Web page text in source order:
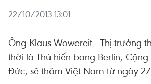
22/10/2013 13:01
Ông Klaus Wowereit - Thị trưởng
thời là Thủ hiến bang Berlin,
Đức, sẽ thăm Việt Nam từ ngày